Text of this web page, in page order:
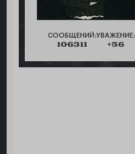
СООБЩЕНИЙ:
106311
УВАЖЕНИЕ:
+56